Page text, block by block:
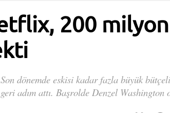
200
Son dönemde eskisi kadar fazla büyük
geri adım attı. Başrolde Denzel Washington